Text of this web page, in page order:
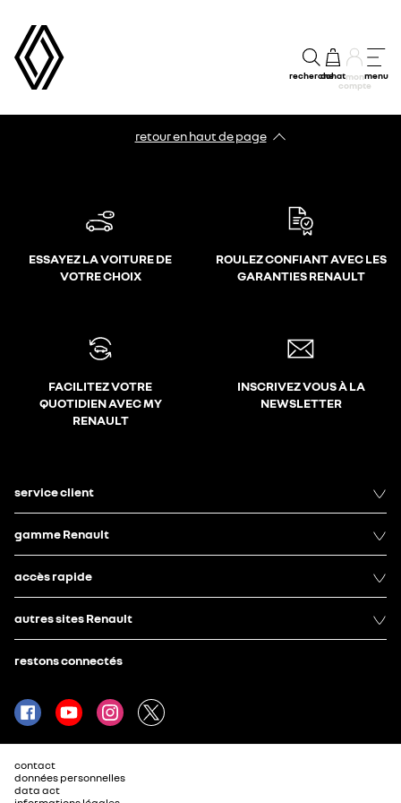
rechercheachatmon
compte
menu
retour en haut de page​
ESSAYEZ LA VOITURE DE
VOTRE CHOIX
ROULEZ CONFIANT AVEC LES
GARANTIES RENAULT
FACILITEZ VOTRE
QUOTIDIEN AVEC MY
RENAULT
INSCRIVEZ VOUS À LA
NEWSLETTER
service client
gamme Renault
accès rapide
autres sites Renault
restons connectés
contact
données personnelles
data act